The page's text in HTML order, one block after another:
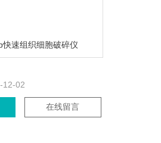
快速组织细胞破碎仪
12-02
在线留言